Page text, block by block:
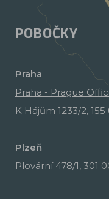
POBOČKY
Praha
Praha - Prague
K Hájům 1233/2,
Plzeň
Plovární 478/1, 301